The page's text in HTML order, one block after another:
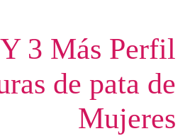
Y 3 Más Perfil
de pata de
Mujeres